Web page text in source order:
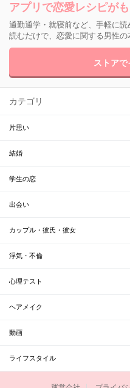
アプリで恋愛レシピが
通勤通学・就寝前など、手軽に
読むだけで、恋愛に関する男性の
ストア
カテゴリ
片思い
結婚
学生の恋
出会い
カップル・彼氏・彼女
浮気・不倫
心理テスト
ヘアメイク
動画
ライフスタイル